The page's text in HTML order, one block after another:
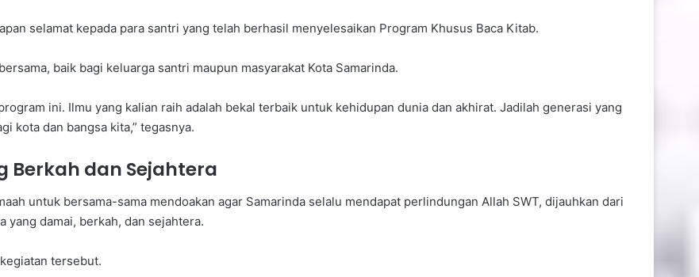
selamat kepada para santri yang telah berhasil menyelesaikan Program Khusus Baca Kitab.
baik bagi keluarga santri maupun masyarakat Kota Samarinda.
ini. Ilmu yang kalian raih adalah bekal terbaik untuk kehidupan dunia dan akhirat. Jadilah generasi yang
kota dan bangsa kita,” tegasnya.
Berkah dan Sejahtera
untuk bersama-sama mendoakan agar Samarinda selalu mendapat perlindungan Allah SWT, dijauhkan dari
damai, berkah, dan sejahtera.
tersebut.
Tampil Elegan, Syahrini Kenakan
Rp116,1 Miliar
Perkuat Kemandirian Ekonomi
Varia Niaga Cetak Laba Rp3,62